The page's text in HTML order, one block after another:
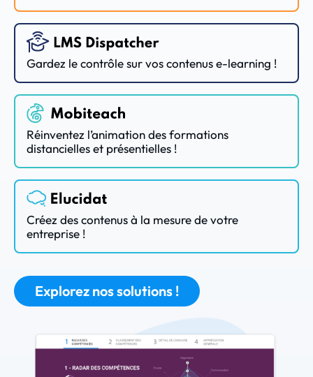
Gardez le contrôle sur vos contenus e-learning !
Réinventez l’animation des formations
distancielles et présentielles !
Créez des contenus à la mesure de votre
entreprise !
Explorez nos solutions !